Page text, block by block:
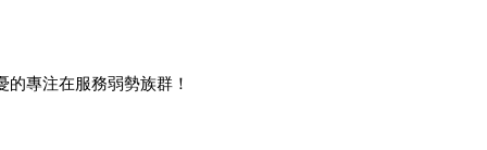
專注在服務弱勢族群！